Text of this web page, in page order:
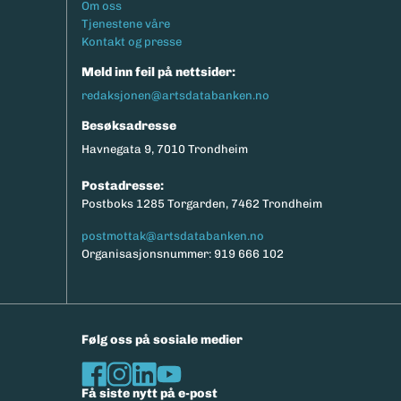
eksport av relevante parametere.
Footermeny
Om oss
Tjenestene våre
Kontakt og presse
Meld inn feil på nettsider:
redaksjonen@artsdatabanken.no
Besøksadresse
Havnegata 9, 7010 Trondheim
Postadresse:
Postboks 1285 Torgarden, 7462 Trondheim
postmottak@artsdatabanken.no
Organisasjonsnummer: 919 666 102
Følg oss på sosiale medier
Få siste nytt på e-post